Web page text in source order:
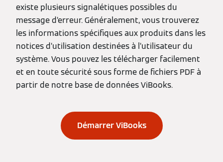
existe plusieurs signalétiques possibles du
message d’erreur. Généralement, vous trouverez
les informations spécifiques aux produits dans les
notices d’utilisation destinées à l’utilisateur du
système. Vous pouvez les télécharger facilement
et en toute sécurité sous forme de fichiers PDF à
partir de notre base de données ViBooks.
Démarrer ViBooks